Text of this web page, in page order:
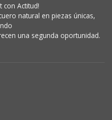
con Actitud!
natural en piezas únicas,
una segunda oportunidad.